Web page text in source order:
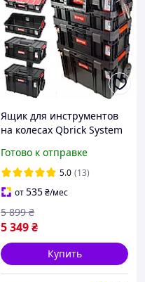
Ящик для инструментов
на колесах Qbrick System
Готово к отправке
5.0 (13)
от535₴/мес
5 349₴
5 899 ₴
Купить